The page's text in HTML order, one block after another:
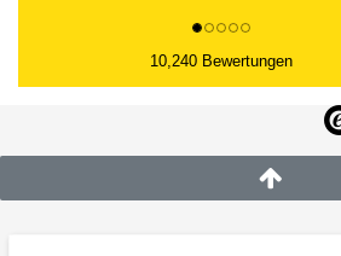
10,240 Bewertungen